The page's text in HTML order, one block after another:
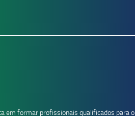
em formar profissionais qualificados para o